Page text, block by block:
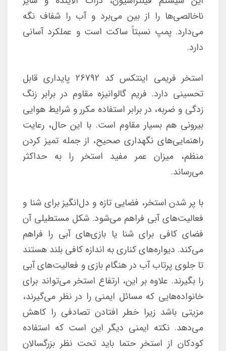
ناخالصی‌ها را از بین می‌برد و آب را شفاف نگه
می‌دارد. پمپ نسبتاً ساکت است و عملکرد آسانی
دارد.
استخر فریمی اینتکس کد 26792 پایداری قابل
تحسینی دارد. فریم گالوانیزه مقاوم در برابر زنگ
زدگی و ضربه، در برابر استفاده مکرر و شرایط هوایی
بیرونی هم بسیار مقاوم است. با این حال، رعایت
راهنمایی‌های نگهداری صحیح، از جمله تمیز کردن
منظم، میزان عمر مفید استخر را به حداکثر
می‌رساند.
با پر شدن استخر، فضایی تازه و دل‌انگیز برای شنا و
فعالیت‌های آبی فراهم می‌شود. شکل مستطیلی آن
فضای کافی برای شنا یا بازی‌های آبی را فراهم
می‌کند. دیواره‌های کناری به اندازه کافی بلند هستند
تا جلوی پرتاب آب در هنگام بازی و فعالیت‌های آبی
را بگیرند. علاوه بر این، ارتفاع استخر می‌تواند برای
خانواده‌هایی که مسائل ایمنی را در نظر می‌گیرند،
مزیتی باشد زیرا خطر افتادن تصادفی را کاهش
می‌دهد. نکته ایمنی دیگر این است که استفاده
کودکان از استخر حتما باید تحت نظر بزرگسالان